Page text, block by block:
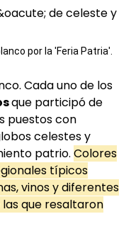
por la 'Feria Patria'.
Cada uno de los
que participó de
puestos con
celestes y
patrio. Colores
típicos
vinos y diferentes
que resaltaron